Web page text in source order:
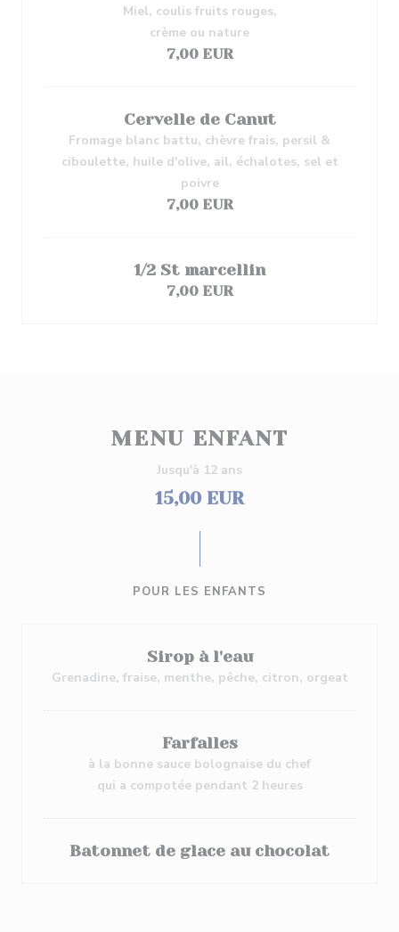
Miel, coulis fruits rouges,
crème ou nature
7,00 EUR
Cervelle de Canut
Fromage blanc battu, chèvre frais, persil &
ciboulette, huile d'olive, ail, échalotes, sel et
poivre
7,00 EUR
1/2 St marcellin
7,00 EUR
MENU ENFANT
Jusqu'à 12 ans
15,00 EUR
POUR LES ENFANTS
Sirop à l'eau
Grenadine, fraise, menthe, pêche, citron, orgeat
Farfalles
à la bonne sauce bolognaise du chef
qui a compotée pendant 2 heures
Batonnet de glace au chocolat